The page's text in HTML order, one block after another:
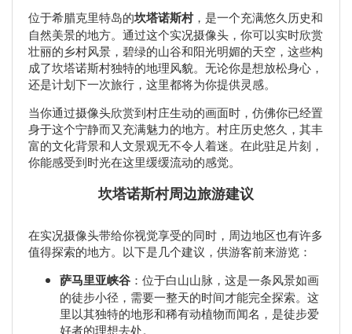
位于希腊克里特岛的坎塔诺斯村，是一个充满悠久历史和
自然美景的地方。通过这个实况摄像头，你可以实时欣赏
壮丽的乡村风景，碧绿的山谷和阳光明媚的天空，这些构
成了坎塔诺斯村独特的地理风貌。无论你是想放松身心，
还是计划下一次旅行，这里都将为你提供灵感。
当你通过摄像头欣赏到村庄生动的画面时，仿佛你已经置
身于这个宁静而又充满魅力的地方。村庄历史悠久，其丰
富的文化背景和人文景观无不令人着迷。在此驻足片刻，
你能感受到时光在这里缓缓流动的感觉。
坎塔诺斯村周边旅游建议
在实况摄像头带给你视觉享受的同时，周边地区也有许多
值得探索的地方。以下是几个建议，供游客前来游览：
萨马里亚峡谷 ：位于白山山脉，这是一条风景如画
的徒步小径，需要一整天的时间才能完全探索。这
里以其独特的地形和稀有动植物而闻名，是徒步爱
好者的理想去处。